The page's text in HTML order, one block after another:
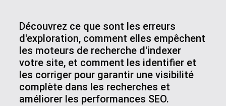
Découvrez ce que sont les erreurs
d'exploration, comment elles empêchent
les moteurs de recherche d'indexer
votre site, et comment les identifier et
les corriger pour garantir une visibilité
complète dans les recherches et
améliorer les performances SEO.